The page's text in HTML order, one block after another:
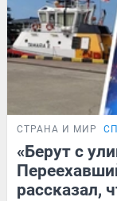
СТРАНА И МИР
«Берут с
рассказал,